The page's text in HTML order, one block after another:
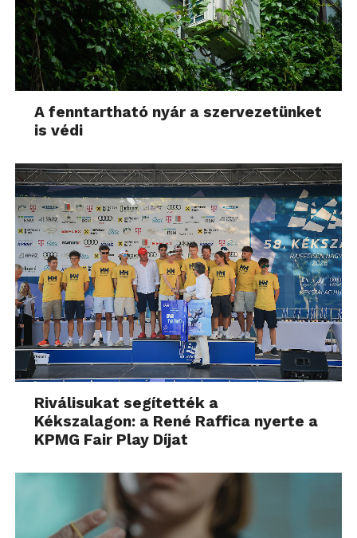
A fenntartható nyár a szervezetünket
is védi
Riválisukat segítették a
Kékszalagon: a René Raffica nyerte a
KPMG Fair Play Díjat